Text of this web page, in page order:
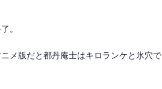
。
メ版だと都丹庵士はキロランケと氷穴で